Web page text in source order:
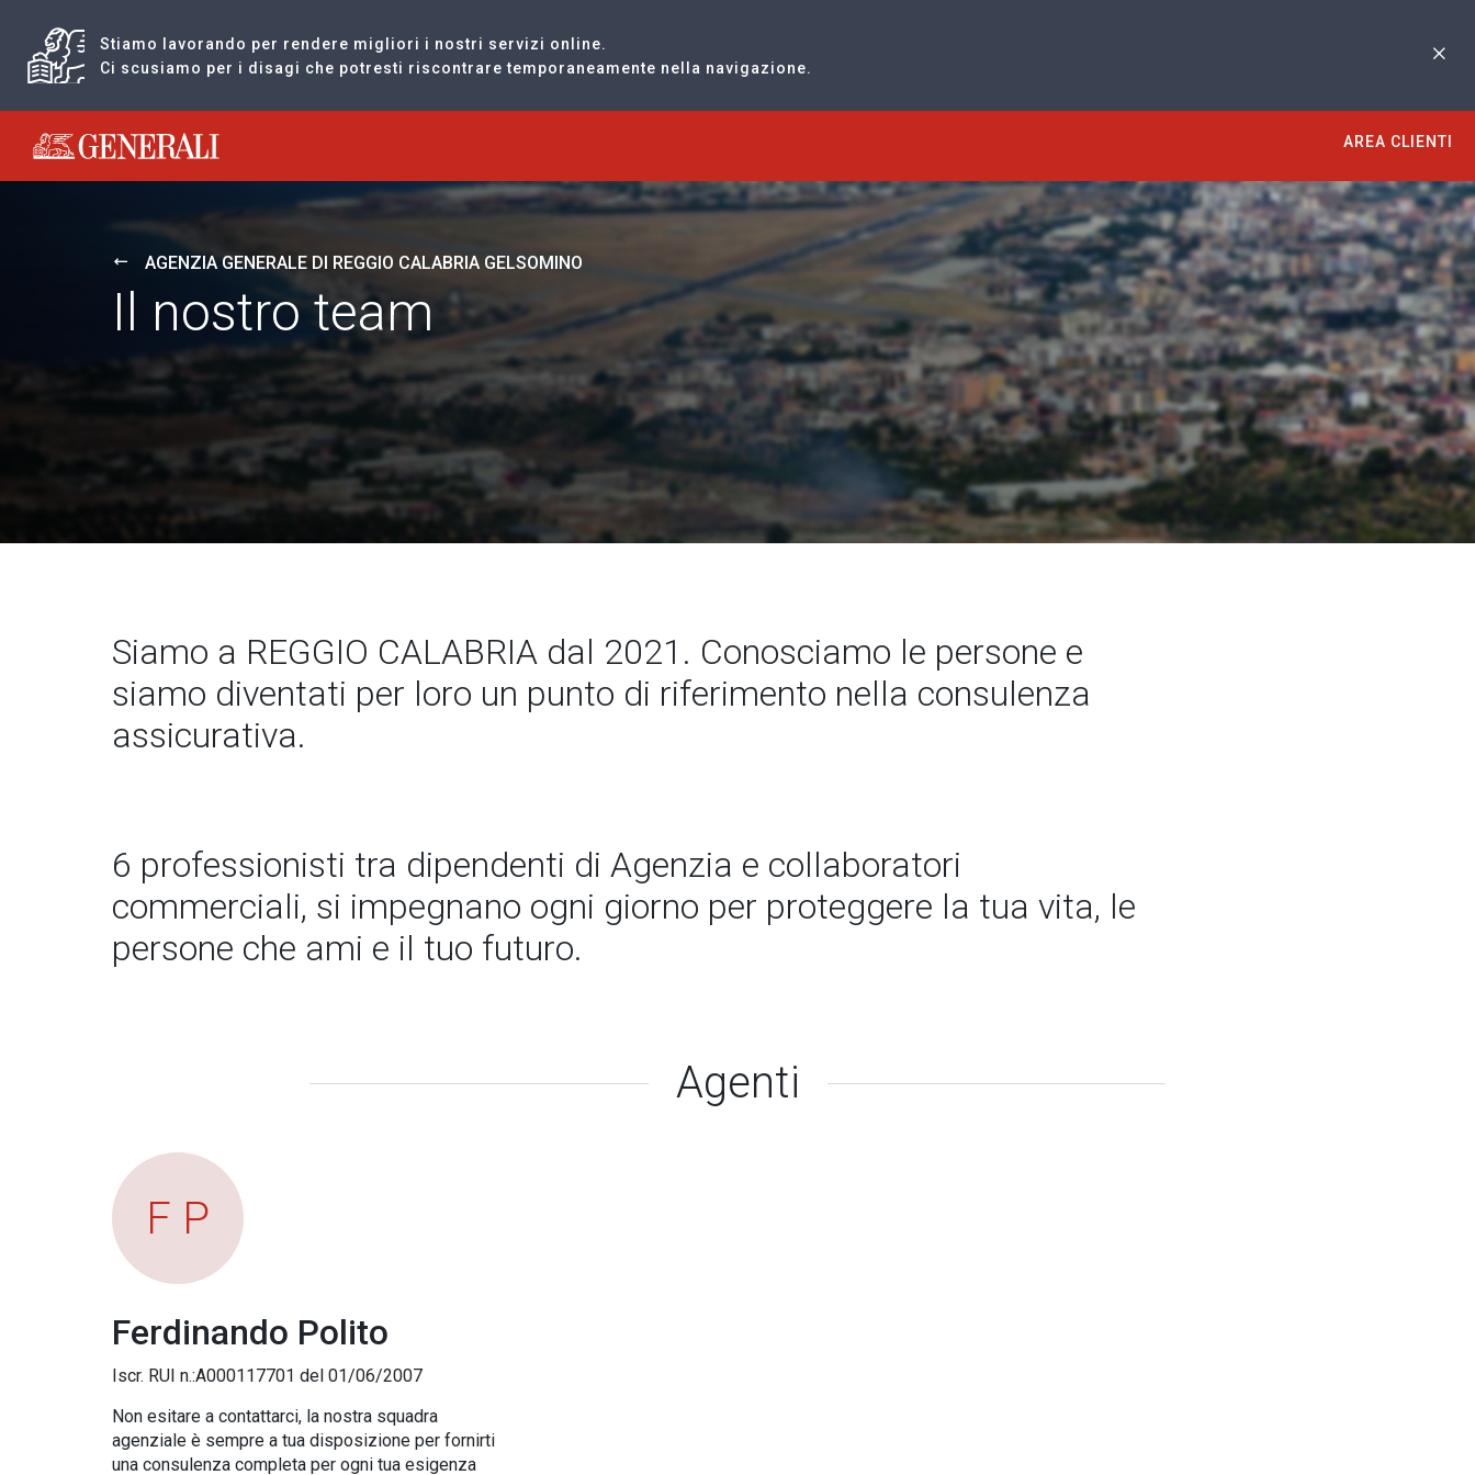
Stiamo lavorando per rendere migliori i nostri servizi online.
Ci scusiamo per i disagi che potresti riscontrare temporaneamente nella navigazione.
Generali logo
AREA CLIENTI
AGENZIA GENERALE DI REGGIO CALABRIA GELSOMINO
Il nostro team
Siamo a REGGIO CALABRIA dal 2021. Conosciamo le persone e
siamo diventati per loro un punto di riferimento nella consulenza
assicurativa.
6 professionisti tra dipendenti di Agenzia e collaboratori
commerciali, si impegnano ogni giorno per proteggere la tua vita, le
persone che ami e il tuo futuro.
Agenti
F P
Ferdinando Polito
Iscr. RUI n.:A000117701 del 01/06/2007
Non esitare a contattarci, la nostra squadra
agenziale è sempre a tua disposizione per fornirti
una consulenza completa per ogni tua esigenza